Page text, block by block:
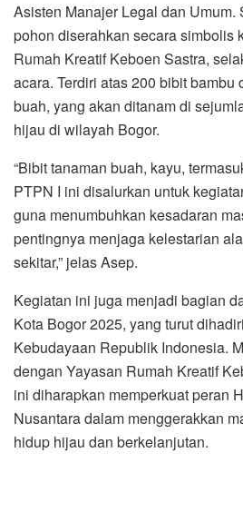
Asisten Manajer Legal dan Umum.
pohon diserahkan secara simbolis
Rumah Kreatif Keboen Sastra,
acara. Terdiri atas 200 bibit bambu
buah, yang akan ditanam di
hijau di wilayah Bogor.
“Bibit tanaman buah, kayu,
PTPN I ini disalurkan untuk
guna menumbuhkan kesadaran
pentingnya menjaga kelestarian
sekitar,” jelas Asep.
Kegiatan ini juga menjadi bagian
Kota Bogor 2025, yang turut
Kebudayaan Republik Indonesia.
dengan Yayasan Rumah Kreatif
ini diharapkan memperkuat peran
Nusantara dalam menggerakkan
hidup hijau dan berkelanjutan.